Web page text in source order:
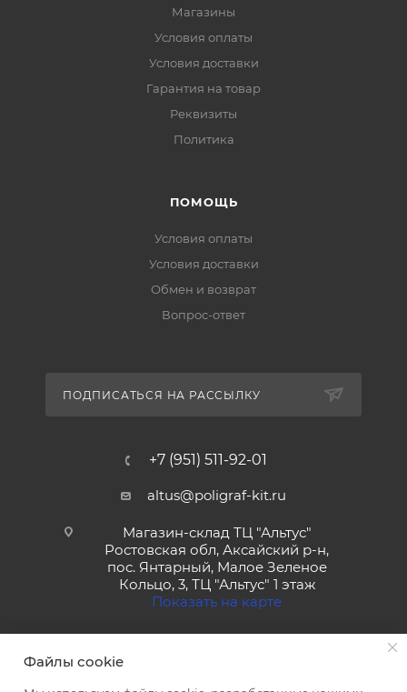
Магазины
Условия оплаты
Условия доставки
Гарантия на товар
Реквизиты
Политика
ПОМОЩЬ
Условия оплаты
Условия доставки
Обмен и возврат
Вопрос-ответ
ПОДПИСАТЬСЯ НА РАССЫЛКУ
+7 (951) 511-92-01
altus@poligraf-kit.ru
Магазин-склад ТЦ "Альтус"
Ростовская обл, Аксайский р-н,
пос. Янтарный, Малое Зеленое
Кольцо, 3, ТЦ "Альтус" 1 этаж
Показать на карте
Файлы cookie